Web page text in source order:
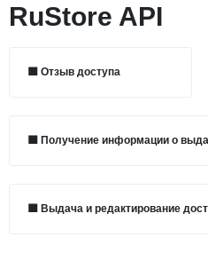
RuStore API
🟦 Отзыв доступа
🟦 Получение информации о
🟦 Выдача и редактирование